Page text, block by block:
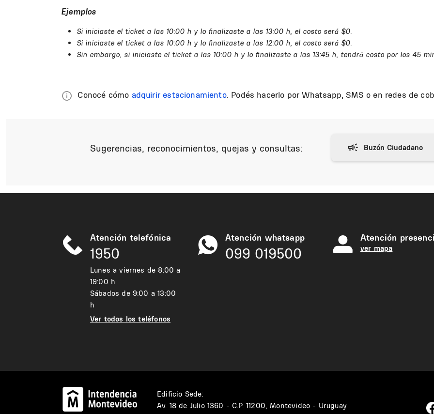
Ejemplos
Si iniciaste el ticket a las 10:00 h y lo finalizaste a las 13:00 h, el costo será $0.
Si iniciaste el ticket a las 10:00 h y lo finalizaste a las 12:00 h, el costo será $0.
Sin embargo, si iniciaste el ticket a las 10:00 h y lo finalizaste a las 13:45 h, tendrá costo por los 45
Conocé cómo adquirir estacionamiento. Podés hacerlo por Whatsapp, SMS o en redes de
Sugerencias, reconocimientos, quejas y consultas:
Atención telefónica
1950
Lunes a viernes de 8:00 a
19:00 h
Sábados de 9:00 a 13:00
h
Ver todos los teléfonos
Atención whatsapp
099 019500
Atención
ver mapa
Edificio Sede:
Av. 18 de Julio 1360 - C.P. 11200, Montevideo - Uruguay